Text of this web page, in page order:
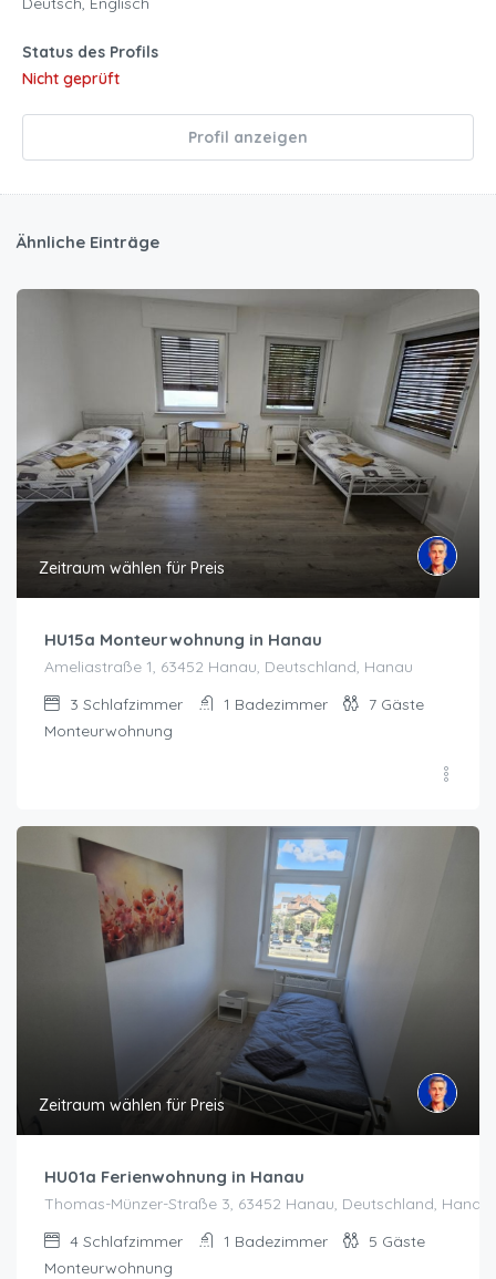
Status des Profils
Nicht geprüft
Profil anzeigen
Ähnliche Einträge
Zeitraum wählen für Preis
HU15a Monteurwohnung in Hanau
Ameliastraße 1, 63452 Hanau, Deutschland, Hanau
3 Schlafzimmer 1 Badezimmer 7 Gäste
Monteurwohnung
Zeitraum wählen für Preis
HU01a Ferienwohnung in Hanau
Thomas-Münzer-Straße 3, 63452 Hanau, Deutschland, Hanau
4 Schlafzimmer 1 Badezimmer 5 Gäste
Monteurwohnung